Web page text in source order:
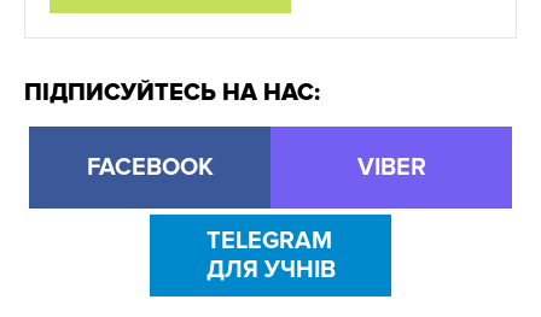
ПІДПИСУЙТЕСЬ НА НАС:
FACEBOOK VIBER
TELEGRAM
ДЛЯ УЧНІВ